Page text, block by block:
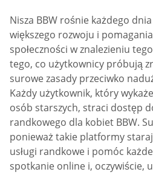
Nisza BBW rośnie każdego
większego rozwoju i
społeczności w znalezieniu
tego, co użytkownicy próbują
surowe zasady przeciwko
Każdy użytkownik, który
osób starszych, straci dostęp
randkowego dla kobiet BBW.
ponieważ takie platformy
usługi randkowe i pomóc
spotkanie online i, oczywiście,